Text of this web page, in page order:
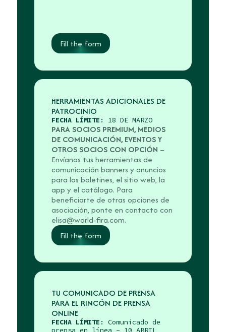
Fill the form
HERRAMIENTAS ADICIONALES DE
PATROCINIO
FECHA LÍMITE : 18 DE MARZO
PARA SOCIOS PREMIUM, MEDIOS
DE COMUNICACIÓN, EVENTOS Y
OTROS SOCIOS CON OPCIÓN –
Envíanos tus herramientas de
comunicación banners y anuncios
para los boletines, el sitio web, la
app y el catálogo. Para
beneficiarte de otras opciones de
asociación, ponte en contacto con
elisa@world-fira.com.
Fill the form
TU COMUNICADO DE PRENSA
PARA EL RINCÓN DE PRENSA
ONLINE
FECHA LÍMITE : Comunicado de